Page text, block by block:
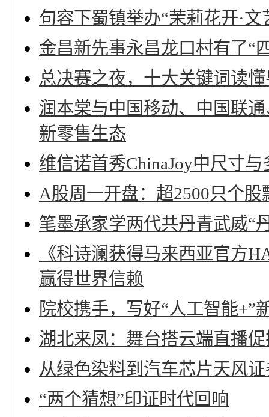
句容下蜀镇举办“茉莉花开·
金昌新先事永昌龙口村有了“
总决赛之夜，十大关键词读
润本棠与中国移动、中国联
新零售生态
维信诺首秀ChinaJoy中尺寸
A股周一开盘：超2500只个
笔墨承家学两代共丹青武威“
《科诗澜获得马来西亚官
赢得世界信赖
院校携手，写好“人工智能+”
湖北来凤：舞台搭云端直播
从绿色染料到汽车芯片天风
“两个猜想”印证时代回响